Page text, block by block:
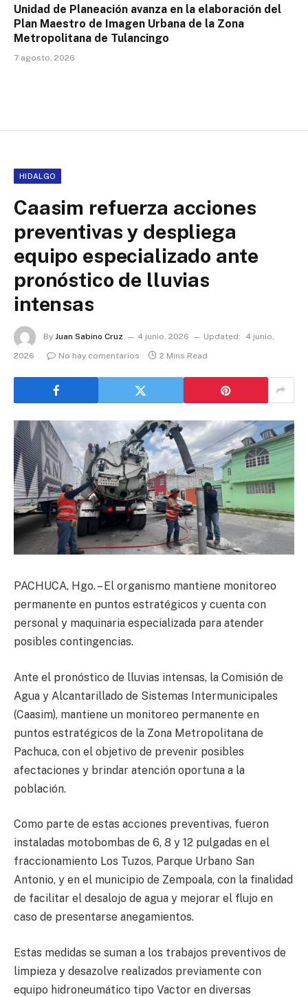
Unidad de Planeación avanza en la elaboración del
Plan Maestro de Imagen Urbana de la Zona
Metropolitana de Tulancingo
7 agosto, 2026
HIDALGO
Caasim refuerza acciones
preventivas y despliega
equipo especializado ante
pronóstico de lluvias
intensas
By Juan Sabino Cruz 4 junio, 2026 Updated:
4 junio,
2026
No hay comentarios 2 Mins Read
PACHUCA, Hgo. – El organismo mantiene monitoreo
permanente en puntos estratégicos y cuenta con
personal y maquinaria especializada para atender
posibles contingencias.
Ante el pronóstico de lluvias intensas, la Comisión de
Agua y Alcantarillado de Sistemas Intermunicipales
(Caasim), mantiene un monitoreo permanente en
puntos estratégicos de la Zona Metropolitana de
Pachuca, con el objetivo de prevenir posibles
afectaciones y brindar atención oportuna a la
población.
Como parte de estas acciones preventivas, fueron
instaladas motobombas de 6, 8 y 12 pulgadas en el
fraccionamiento Los Tuzos, Parque Urbano San
Antonio, y en el municipio de Zempoala, con la finalidad
de facilitar el desalojo de agua y mejorar el flujo en
caso de presentarse anegamientos.
Estas medidas se suman a los trabajos preventivos de
limpieza y desazolve realizados previamente con
equipo hidroneumático tipo Vactor en diversas